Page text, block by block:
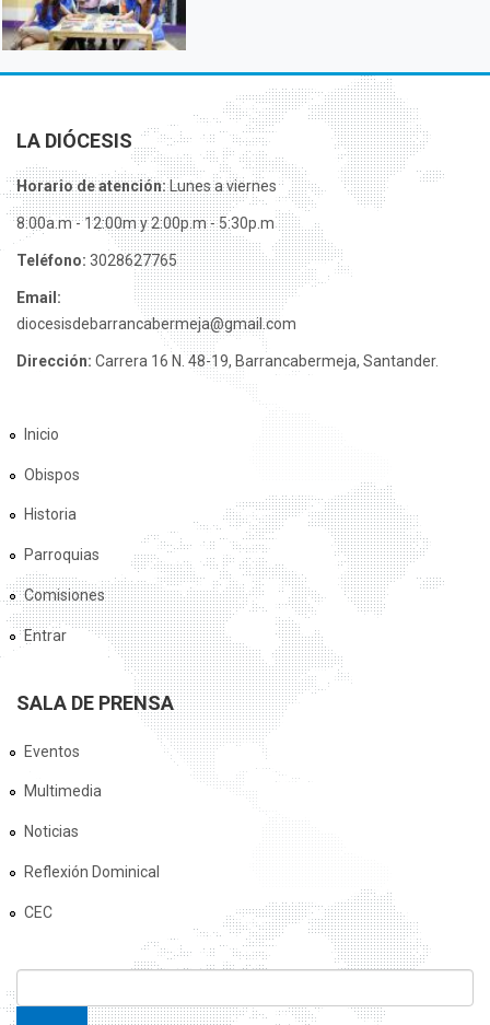
LA DIÓCESIS
Horario de atención:Lunes a viernes
8:00a.m - 12:00m y 2:00p.m - 5:30p.m
Teléfono: 3028627765
Email:
diocesisdebarrancabermeja@gmail.com
Dirección: Carrera 16 N. 48-19, Barrancabermeja, Santander.
Inicio
Obispos
Historia
Parroquias
Comisiones
Entrar
SALA DE PRENSA
Eventos
Multimedia
Noticias
Reflexión Dominical
CEC
FORMULARIO DE BÚSQUEDA